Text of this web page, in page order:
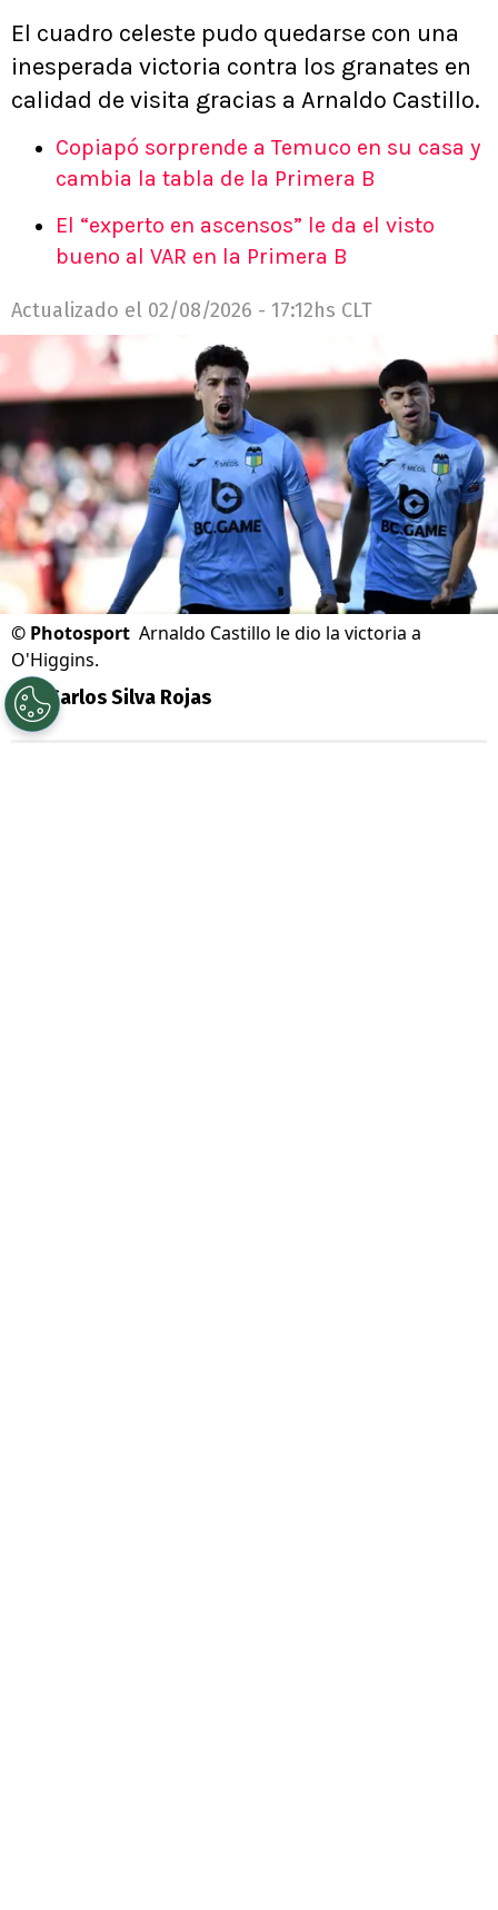
El cuadro celeste pudo quedarse con una
inesperada victoria contra los granates en
calidad de visita gracias a Arnaldo Castillo.
Copiapó sorprende a Temuco en su casa y
cambia la tabla de la Primera B
El “experto en ascensos” le da el visto
bueno al VAR en la Primera B
Actualizado el 02/08/2026 - 17:12hs CLT
© Photosport Arnaldo Castillo le dio la victoria a
O'Higgins.
Por Carlos Silva Rojas